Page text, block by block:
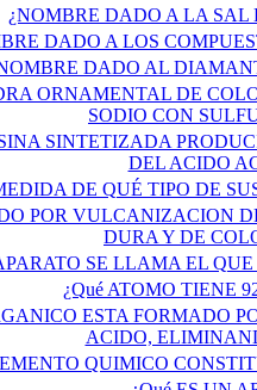
¿NOMBRE DADO A LA
DADO A LOS
DADO AL
ORNAMENTAL DE
SODIO CON
SINTETIZADA
DEL ACIDO
DE QUÉ TIPO DE
POR VULCANIZACION
DURA Y DE
SE LLAMA EL
¿Qué ATOMO TIENE
ESTA FORMADO
ACIDO,
QUIMICO